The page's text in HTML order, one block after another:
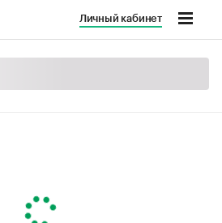
Личный кабинет